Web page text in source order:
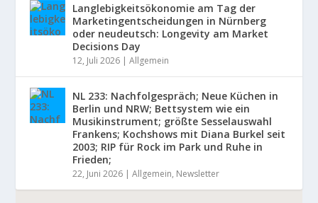
Langlebigkeitsökonomie am Tag der
Marketingentscheidungen in Nürnberg
oder neudeutsch: Longevity am Market
Decisions Day
12, Juli 2026 |Allgemein
NL 233: Nachfolgespräch; Neue Küchen in
Berlin und NRW; Bettsystem wie ein
Musikinstrument; größte Sesselauswahl
Frankens; Kochshows mit Diana Burkel seit
2003; RIP für Rock im Park und Ruhe in
Frieden;
22, Juni 2026 |Allgemein, Newsletter